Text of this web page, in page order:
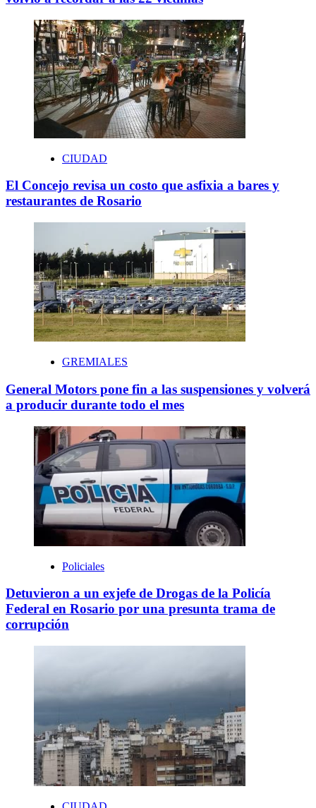
CIUDAD
El Concejo revisa un costo que asfixia a bares y
restaurantes de Rosario
GREMIALES
General Motors pone fin a las suspensiones y volverá
a producir durante todo el mes
Policiales
Detuvieron a un exjefe de Drogas de la Policía
Federal en Rosario por una presunta trama de
corrupción